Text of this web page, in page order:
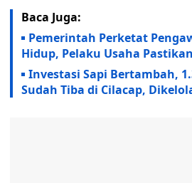
Baca Juga:
Pemerintah Perketat
Hidup, Pelaku Usaha
Investasi Sapi Bertambah,
Sudah Tiba di Cilacap,